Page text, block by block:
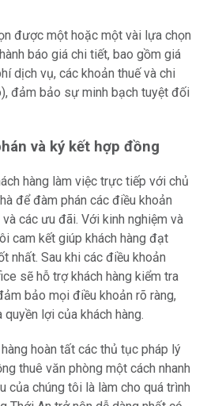
được một hoặc một vài lựa chọn
báo giá chi tiết, bao gồm giá
dịch vụ, các khoản thuế và chi
đảm bảo sự minh bạch tuyệt đối
và ký kết hợp đồng
hàng làm việc trực tiếp với chủ
để đàm phán các điều khoản
các ưu đãi. Với kinh nghiệm và
cam kết giúp khách hàng đạt
nhất. Sau khi các điều khoản
sẽ hỗ trợ khách hàng kiểm tra
bảo mọi điều khoản rõ ràng,
lợi của khách hàng.
hoàn tất các thủ tục pháp lý
thuê văn phòng một cách nhanh
của chúng tôi là làm cho quá trình